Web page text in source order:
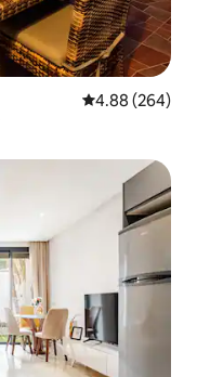
औसत रेटिंग 5 में से
4.88 (264)